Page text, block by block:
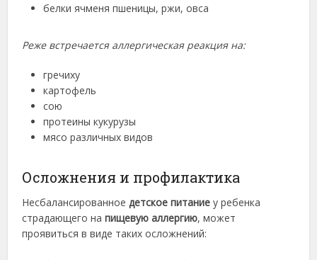
белки ячменя пшеницы, ржи, овса
Реже встречается аллергическая реакция на:
гречиху
картофель
сою
протеины кукурузы
мясо различных видов
Осложнения и профилактика
Несбалансированноедетское питание у ребенка
страдающего напищевую аллергию, может
проявиться в виде таких осложнений: